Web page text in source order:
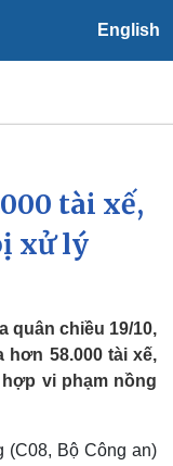
English
thời tiết
tài xế,
xử lý
quân chiều 19/10,
hơn 58.000 tài xế,
vi phạm nồng
(C08, Bộ Công an)